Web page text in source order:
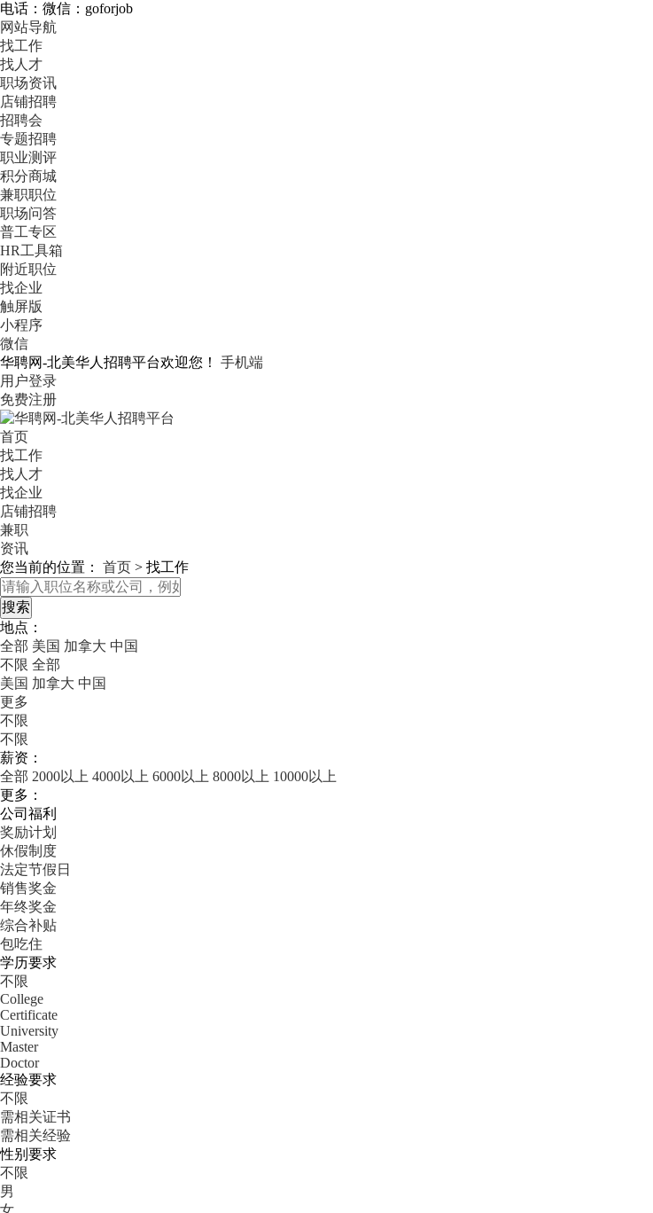
电话：微信：goforjob
网站导航
找工作
找人才
职场资讯
店铺招聘
招聘会
专题招聘
职业测评
积分商城
兼职职位
职场问答
普工专区
HR工具箱
附近职位
找企业
触屏版
小程序
微信
华聘网-北美华人招聘平台欢迎您！
手机端
用户登录
免费注册
首页
找工作
找人才
找企业
店铺招聘
兼职
资讯
您当前的位置： 首页 > 找工作
地点：
全部 美国 加拿大 中国
不限 全部
美国 加拿大 中国
更多
不限
不限
薪资：
全部 2000以上 4000以上 6000以上 8000以上 10000以上
更多：
公司福利
奖励计划
休假制度
法定节假日
销售奖金
年终奖金
综合补贴
包吃住
学历要求
不限
College
Certificate
University
Master
Doctor
经验要求
不限
需相关证书
需相关经验
性别要求
不限
男
女